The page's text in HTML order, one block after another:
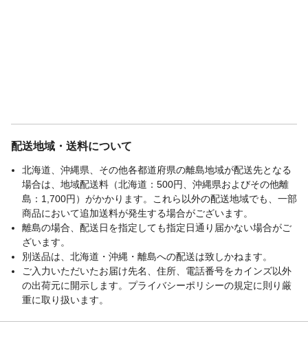
配送地域・送料について
北海道、沖縄県、その他各都道府県の離島地域が配送先となる
場合は、地域配送料（北海道：500円、沖縄県およびその他離
島：1,700円）がかかります。これら以外の配送地域でも、一部
商品において追加送料が発生する場合がございます。
離島の場合、配送日を指定しても指定日通り届かない場合がご
ざいます。
別送品は、北海道・沖縄・離島への配送は致しかねます。
ご入力いただいたお届け先名、住所、電話番号をカインズ以外
の出荷元に開示します。プライバシーポリシーの規定に則り厳
重に取り扱います。